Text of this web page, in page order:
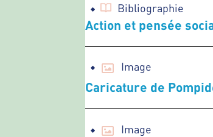
Bibliographie
Action et pensée
Image
Caricature de
Image